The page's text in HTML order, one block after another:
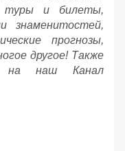
туры и билеты,
знаменитостей,
прогнозы,
другое! Также
на наш Канал